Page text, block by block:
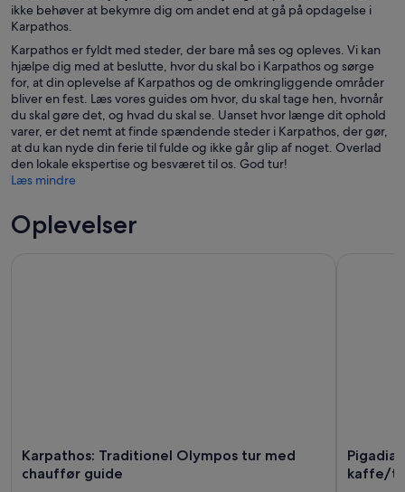
ikke behøver at bekymre dig om andet end at gå på opdagelse i
Karpathos.
Karpathos er fyldt med steder, der bare må ses og opleves. Vi kan
hjælpe dig med at beslutte, hvor du skal bo i Karpathos og sørge
for, at din oplevelse af Karpathos og de omkringliggende områder
bliver en fest. Læs vores guides om hvor, du skal tage hen, hvornår
du skal gøre det, og hvad du skal se. Uanset hvor længe dit ophold
varer, er det nemt at finde spændende steder i Karpathos, der gør,
at du kan nyde din ferie til fulde og ikke går glip af noget. Overlad
den lokale ekspertise og besværet til os. God tur!
Læs mindre
Oplevelser
Karpathos: Traditionel Olympos tur med
chauffør guide
kaffe/